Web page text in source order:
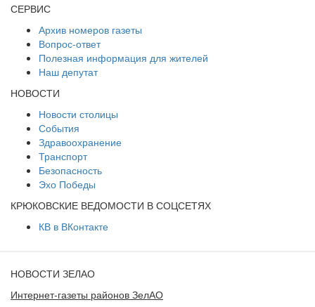
СЕРВИС
Архив номеров газеты
Вопрос-ответ
Полезная информация для жителей
Наш депутат
НОВОСТИ
Новости столицы
События
Здравоохранение
Транспорт
Безопасность
Эхо Победы
КРЮКОВСКИЕ ВЕДОМОСТИ В СОЦСЕТЯХ
КВ в ВКонтакте
НОВОСТИ ЗЕЛАО
Интернет-газеты районов ЗелАО